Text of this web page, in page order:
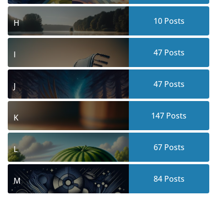
H 10Posts
I 47Posts
J 47Posts
K 147 Posts
L 67Posts
M 84Posts